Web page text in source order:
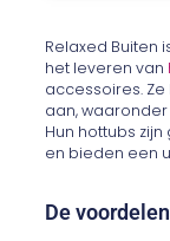
Relaxed Buiten
het leveren van
accessoires.
aan,
Hun hottubs
en bieden een
De voordelen